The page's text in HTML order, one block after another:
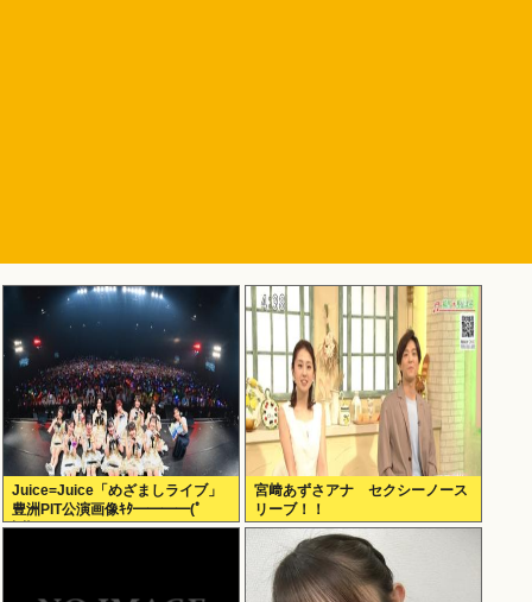
Juice=Juice「めざましライブ」
豊洲PIT公演画像ｷﾀ━━━━(ﾟ
∀ﾟ)━━━━!!
宮﨑あずさアナ セクシーノース
リーブ！！